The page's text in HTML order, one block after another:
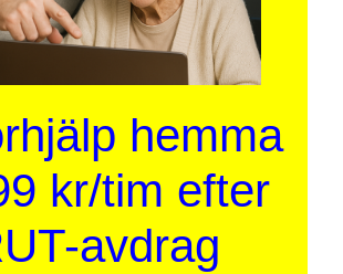
hemma
kr/tim efter
avdrag